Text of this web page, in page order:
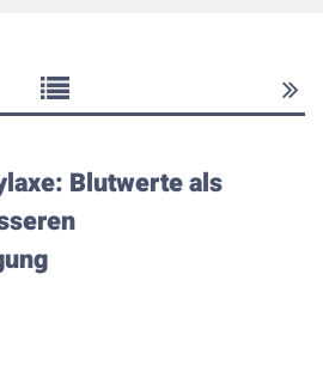
Blutwerte als